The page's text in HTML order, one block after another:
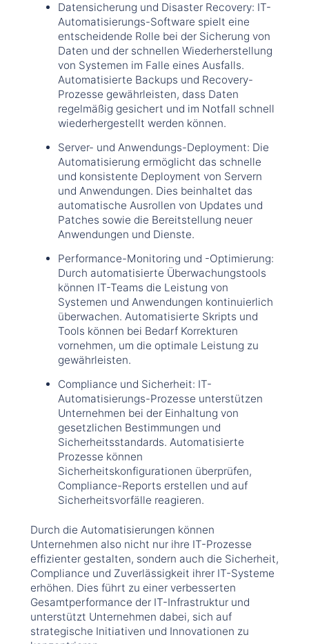
Datensicherung und Disaster Recovery: IT-
Automatisierungs-Software spielt eine
entscheidende Rolle bei der Sicherung von
Daten und der schnellen Wiederherstellung
von Systemen im Falle eines Ausfalls.
Automatisierte Backups und Recovery-
Prozesse gewährleisten, dass Daten
regelmäßig gesichert und im Notfall schnell
wiederhergestellt werden können.
Server- und Anwendungs-Deployment: Die
Automatisierung ermöglicht das schnelle
und konsistente Deployment von Servern
und Anwendungen. Dies beinhaltet das
automatische Ausrollen von Updates und
Patches sowie die Bereitstellung neuer
Anwendungen und Dienste.
Performance-Monitoring und -Optimierung:
Durch automatisierte Überwachungstools
können IT-Teams die Leistung von
Systemen und Anwendungen kontinuierlich
überwachen. Automatisierte Skripts und
Tools können bei Bedarf Korrekturen
vornehmen, um die optimale Leistung zu
gewährleisten.
Compliance und Sicherheit: IT-
Automatisierungs-Prozesse unterstützen
Unternehmen bei der Einhaltung von
gesetzlichen Bestimmungen und
Sicherheitsstandards. Automatisierte
Prozesse können
Sicherheitskonfigurationen überprüfen,
Compliance-Reports erstellen und auf
Sicherheitsvorfälle reagieren.
Durch die Automatisierungen können
Unternehmen also nicht nur ihre IT-Prozesse
effizienter gestalten, sondern auch die Sicherheit,
Compliance und Zuverlässigkeit ihrer IT-Systeme
erhöhen. Dies führt zu einer verbesserten
Gesamtperformance der IT-Infrastruktur und
unterstützt Unternehmen dabei, sich auf
strategische Initiativen und Innovationen zu